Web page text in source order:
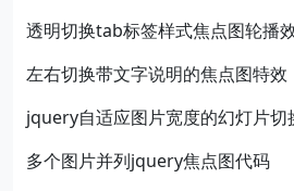
透明切换tab标签样式焦点图轮播
左右切换带文字说明的焦点图特效
jquery自适应图片宽度的幻灯片切
多个图片并列jquery焦点图代码